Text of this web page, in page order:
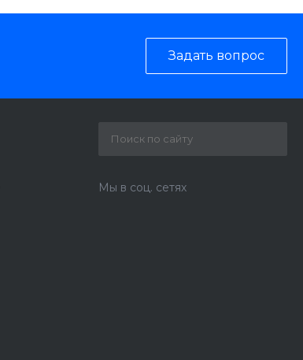
Задать вопрос
Мы в соц. сетях